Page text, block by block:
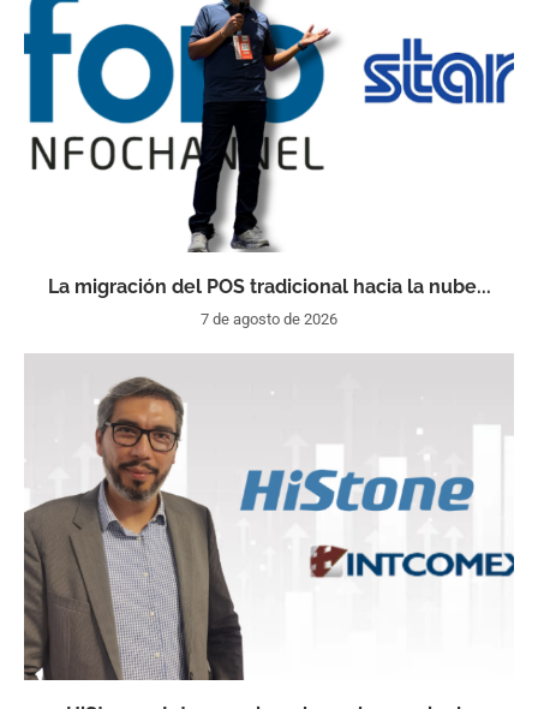
La migración del POS tradicional hacia la nube...
7 de agosto de 2026